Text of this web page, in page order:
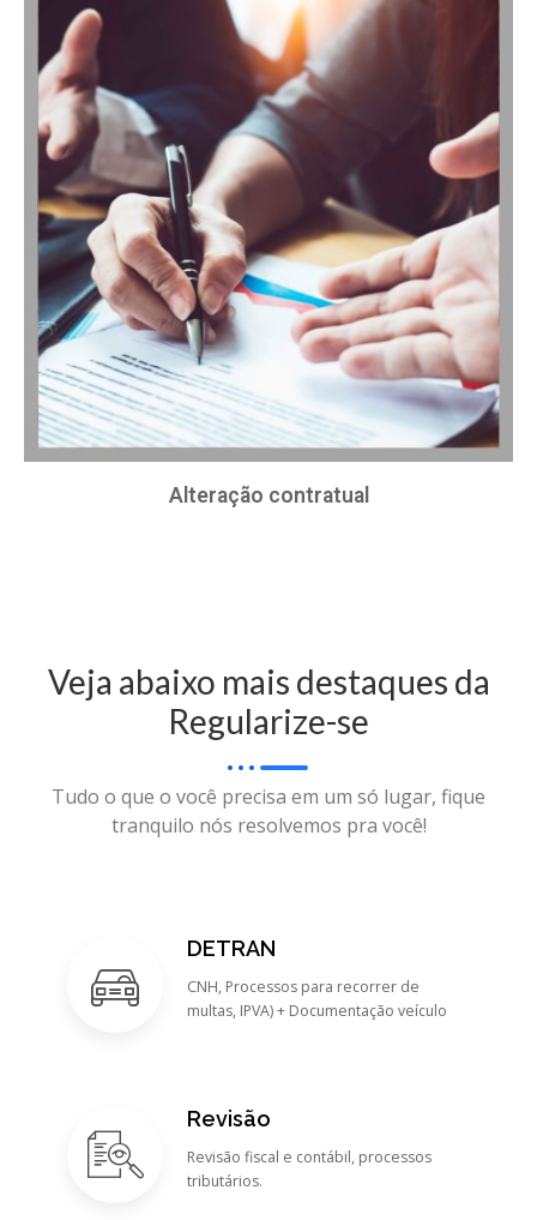
Alteração contratual
Veja abaixo mais destaques da
Regularize-se
Tudo o que o você precisa em um só lugar, fique
tranquilo nós resolvemos pra você!
DETRAN
CNH, Processos para recorrer de
multas, IPVA) + Documentação veículo
Revisão
Revisão fiscal e contábil, processos
tributários.